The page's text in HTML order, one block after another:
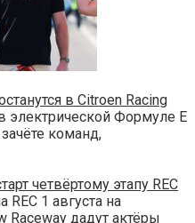
в Citroen Racing
электрической Формуле Е
команд,
четвёртому этапу REC
REC 1 августа на
Raceway дадут актёры